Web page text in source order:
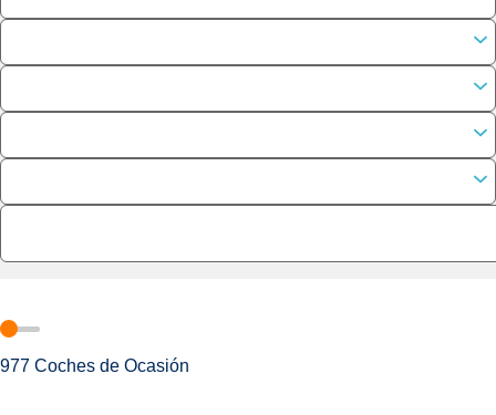
977 Coches de Ocasión